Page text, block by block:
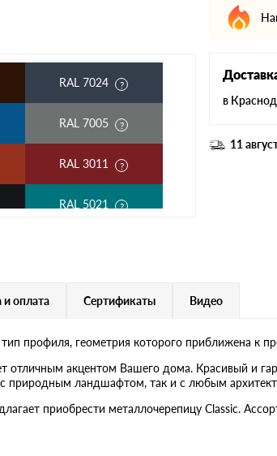
RAL 7024
RAL 7005
RAL 3011
RAL 5021
RAL 9003
RR 29
в
11
и оплата Сертификаты Видео
профиля, геометрия которого приближена к
отличным акцентом Вашего дома. Красивый и
с природным ландшафтом, так и с любым
приобрести металлочерепицу Classic.